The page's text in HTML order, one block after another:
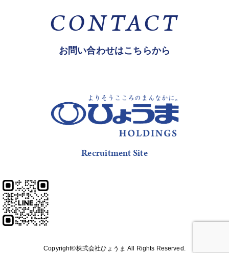
CONTACT
お問い合わせはこちらから
Recruitment Site
Copyright©株式会社ひょうま All Rights Reserved.